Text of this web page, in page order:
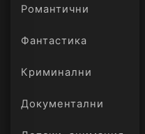
Романтични
Фантастика
Криминални
Документални